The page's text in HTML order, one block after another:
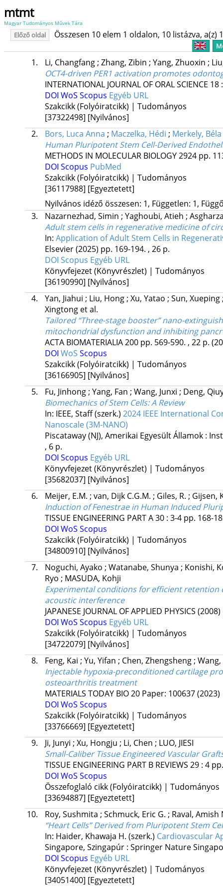
mtmt
Magyar Tudományos Művek Tára
Előző oldal Összesen 10 elem 1 oldalon, 10 listázva, a(z)
1. Li, Changfang; Zhang, Zibin ; Yang, Zhuoxin ;
OCT4-driven PER1 activation promotes
INTERNATIONAL JOURNAL OF ORAL SCIENCE 18
DOI WoS Scopus Egyéb URL
Szakcikk (Folyóiratcikk) | Tudományos
[37322498] [Nyilvános]
2.
Bors, Luca Anna ; Maczelka, Hédi ; Merkely, Béla
Human Pluripotent Stem Cell-Derived
METHODS IN MOLECULAR BIOLOGY2924 pp.
DOI Scopus PubMed
Szakcikk (Folyóiratcikk) | Tudományos
[36117988] [Egyeztetett]
Nyilvános idéző összesen: 1, Független: 1,
3.
Nazarnezhad, Simin ; Yaghoubi, Atieh ;
Adult stem cells in regenerative medicine of
In: Application of Adult Stem Cells in
Elsevier(2025) pp. 169-194. , 26 p.
DOI Scopus Egyéb URL
Könyvfejezet (Könyvrészlet) | Tudományos
[36190990] [Nyilvános]
4.
Yan, Jiahui ; Liu, Hong; Xu, Yatao ; Sun, Xueping
Xingtong et al.
Tailored “Three-stage booster” nano-
mitochondrial dysfunction and inhibiting
ACTA BIOMATERIALIA200 pp. 569-590. , 22 p.
DOI WoS Scopus
Szakcikk (Folyóiratcikk) | Tudományos
[36166905] [Nyilvános]
5.
Fu, Jinhong; Yang, Fan ; Wang, Junxi ; Deng,
Biomechanics of Stem Cells: A Review
In: IEEE, Staff (szerk.) 2024 IEEE International
Nanoscale (3M-NANO)
Piscataway (NJ), Amerikai Egyesült Államok :
, 6 p.
DOI Scopus Egyéb URL
Könyvfejezet (Könyvrészlet) | Tudományos
[35682037] [Nyilvános]
6.
Meijer, E.M. ; van, Dijk C.G.M. ; Giles, R. ; Gijsen,
Induction of Fenestrae in Human Induced
TISSUE ENGINEERING PART A30: 3-4 pp. 168-
DOI WoS Scopus
Szakcikk (Folyóiratcikk) | Tudományos
[34800910] [Nyilvános]
7.
Noguchi, Ayako ; Watanabe, Shunya ; Konishi,
Ryo ; MASUDA, Kohji
Experimental conditions for efficient retention
acoustic interference
JAPANESE JOURNAL OF APPLIED PHYSICS (2008)
DOI WoS Scopus Egyéb URL
Szakcikk (Folyóiratcikk) | Tudományos
[34722079] [Nyilvános]
8.
Feng, Kai ; Yu, Yifan ; Chen, Zhengsheng;
Injectable hypoxia-preconditioned cartilage
osteoarthritis treatment
MATERIALS TODAY BIO20 Paper: 100637(2023)
DOI WoS Scopus
Szakcikk (Folyóiratcikk) | Tudományos
[33766669] [Egyeztetett]
9.
Ji, Junyi ; Xu, Hongju ; Li, Chen ; LUO, JIESI
Small-Caliber Tissue Engineered Vascular
TISSUE ENGINEERING PART B REVIEWS 29: 4
DOI WoS Scopus
Összefoglaló cikk (Folyóiratcikk) | Tudományos
[33694887] [Egyeztetett]
10.
Roy, Sushmita ; Schmuck, Eric G. ; Raval, Amish
“Heart Cells” Derived from Pluripotent Stem
In: Haider, Khawaja H. (szerk.) Cardiovascular
Singapore, Szingapúr : Springer Nature
DOI Scopus Egyéb URL
Könyvfejezet (Könyvrészlet) | Tudományos
[34051400] [Egyeztetett]